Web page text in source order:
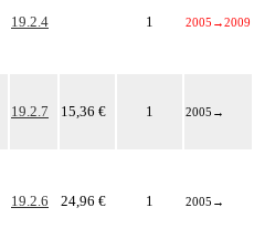
19.2.4 1 2005 →2009
19.2.7 15,36 € 1 2005 →
19.2.6 24,96 € 1 2005 →